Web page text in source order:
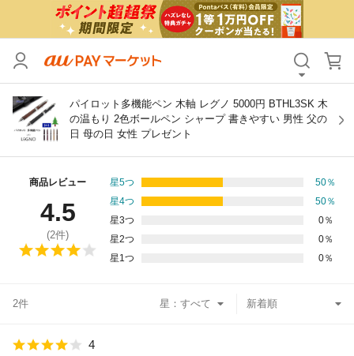
パイロット多機能ペン 木軸 レグノ 5000円 BTHL3SK 木
の温もり 2色ボールペン シャープ 書きやすい 男性 父の
日 母の日 女性 プレゼント
商品レビュー
4.5
(2件)
星5つ 50％
星4つ
50％
星3つ
0％
星2つ
0％
星1つ
0％
2件 星：
4
カテゴリ すべて
価格 すべて
支払い方法
その他の条件
送料無料
Pontaパス特典対象すべて